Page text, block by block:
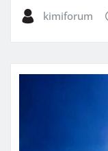
kimiforum